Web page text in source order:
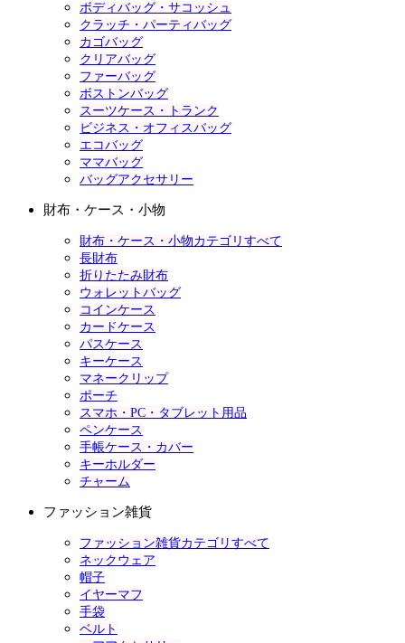
ボディバッグ・サコッシュ
クラッチ・パーティバッグ
カゴバッグ
クリアバッグ
ファーバッグ
ボストンバッグ
スーツケース・トランク
ビジネス・オフィスバッグ
エコバッグ
ママバッグ
バッグアクセサリー
財布・ケース・小物
財布・ケース・小物カテゴリすべて
長財布
折りたたみ財布
ウォレットバッグ
コインケース
カードケース
パスケース
キーケース
マネークリップ
ポーチ
スマホ・PC・タブレット用品
ペンケース
手帳ケース・カバー
キーホルダー
チャーム
ファッション雑貨
ファッション雑貨カテゴリすべて
ネックウェア
帽子
イヤーマフ
手袋
ベルト